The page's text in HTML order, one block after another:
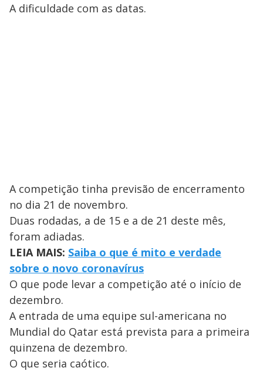
A dificuldade com as datas.
A competição tinha previsão de encerramento
no dia 21 de novembro.
Duas rodadas, a de 15 e a de 21 deste mês,
foram adiadas.
LEIA MAIS: Saiba o que é mito e verdade
sobre o novo coronavírus
O que pode levar a competição até o início de
dezembro.
A entrada de uma equipe sul-americana no
Mundial do Qatar está prevista para a primeira
quinzena de dezembro.
O que seria caótico.